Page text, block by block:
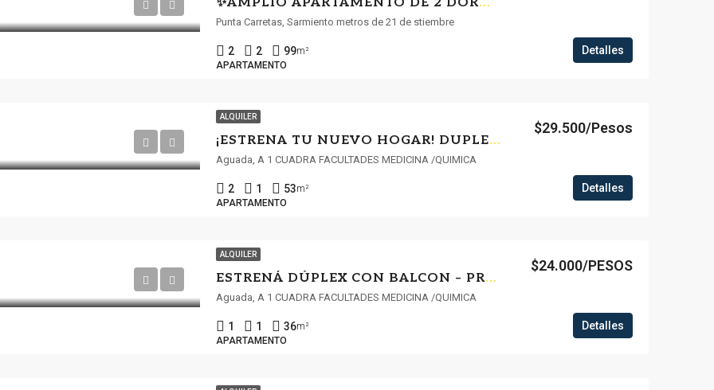
Punta Carretas, Sarmiento metros de 21 de stiembre
2 2 99m²
APARTAMENTO
Detalles
ALQUILER
¡ESTRENA TU NUEVO HOGAR! DUPLEX DE 2 DORMITORIOS CON BALCON Y PATIO EN AGUADA 101
$29.500/Pesos
Aguada, A 1 CUADRA FACULTADES MEDICINA /QUIMICA
2 1 53m²
APARTAMENTO
Detalles
ALQUILER
ESTRENÁ DÚPLEX CON BALCON – PROXIMO A FACULTADES 004
$24.000/PESOS
Aguada, A 1 CUADRA FACULTADES MEDICINA /QUIMICA
1 1 36m²
APARTAMENTO
Detalles